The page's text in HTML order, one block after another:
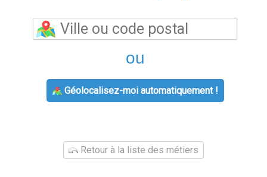
ou
Géolocalisez-moi automatiquement !
Retour à la liste des métiers